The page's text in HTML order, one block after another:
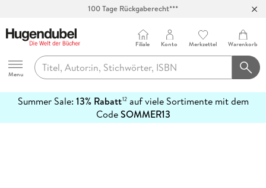
100 Tage Rückgaberecht***
Hugendubel
Menu
Filiale Konto Merkzettel Warenkorb
Summer Sale: 13% Rabatt12auf viele Sortimente mit dem
CodeSOMMER13
erfahren